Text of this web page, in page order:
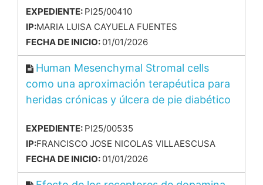
EXPEDIENTE: PI25/00410
IP:MARIA LUISA CAYUELA FUENTES
FECHA DE INICIO: 01/01/2026
Human Mesenchymal Stromal cells
como una aproximación terapéutica para
heridas crónicas y úlcera de pie diabético
EXPEDIENTE: PI25/00535
IP:FRANCISCO JOSE NICOLAS VILLAESCUSA
FECHA DE INICIO: 01/01/2026